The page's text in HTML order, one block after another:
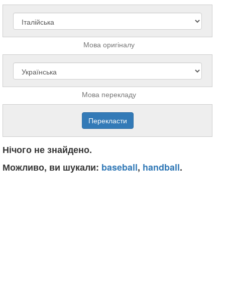
Мова оригіналу
Мова перекладу
Нічого не знайдено.
Можливо, ви шукали: baseball, handball.